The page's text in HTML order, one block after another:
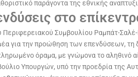
παράγοντα της εθνικής
στο
Συμβουλίου Ραμπάτ-Σαλέ-
για την προώθηση των επενδύσεων, τη
όραμα, με γνώμονα το αληθινό
Υπουργών, υπό την προεδρία της